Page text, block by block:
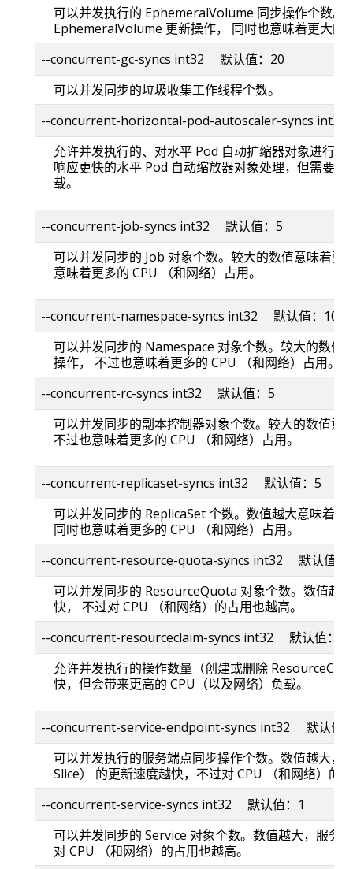
可以并发执行的 EphemeralVolume 同步操作个数。
EphemeralVolume 更新操作， 同时也意味着更大的
--concurrent-gc-syncs int32 默认值：20
可以并发同步的垃圾收集工作线程个数。
--concurrent-horizontal-pod-autoscaler-syncs
允许并发执行的、对水平 Pod 自动扩缩器对象进行
响应更快的水平 Pod 自动缩放器对象处理，但需要更
载。
--concurrent-job-syncs int32 默认值：5
可以并发同步的 Job 对象个数。较大的数值意味着更
意味着更多的 CPU （和网络）占用。
--concurrent-namespace-syncs int32 默认值：10
可以并发同步的 Namespace 对象个数。较大的数值
操作， 不过也意味着更多的 CPU （和网络）占用。
--concurrent-rc-syncs int32 默认值：5
可以并发同步的副本控制器对象个数。较大的数值意
不过也意味着更多的 CPU （和网络）占用。
--concurrent-replicaset-syncs int32 默认值：5
可以并发同步的 ReplicaSet 个数。数值越大意味着
同时也意味着更多的 CPU （和网络）占用。
--concurrent-resource-quota-syncs int32 默认值：
可以并发同步的 ResourceQuota 对象个数。数值越
快， 不过对 CPU （和网络）的占用也越高。
--concurrent-resourceclaim-syncs int32 默认值：50
允许并发执行的操作数量（创建或删除
快，但会带来更高的 CPU（以及网络）负载。
--concurrent-service-endpoint-syncs int32 默认值
可以并发执行的服务端点同步操作个数。数值越大，
Slice） 的更新速度越快，不过对 CPU （和网络）的
--concurrent-service-syncs int32 默认值：1
可以并发同步的 Service 对象个数。数值越大，服务
对 CPU （和网络）的占用也越高。